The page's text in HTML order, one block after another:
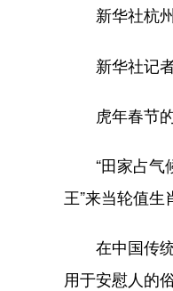
新华社杭州
新华社记
虎年春节的“
“田家占气候
王”来当轮值生
在中国传统
用于安慰人的